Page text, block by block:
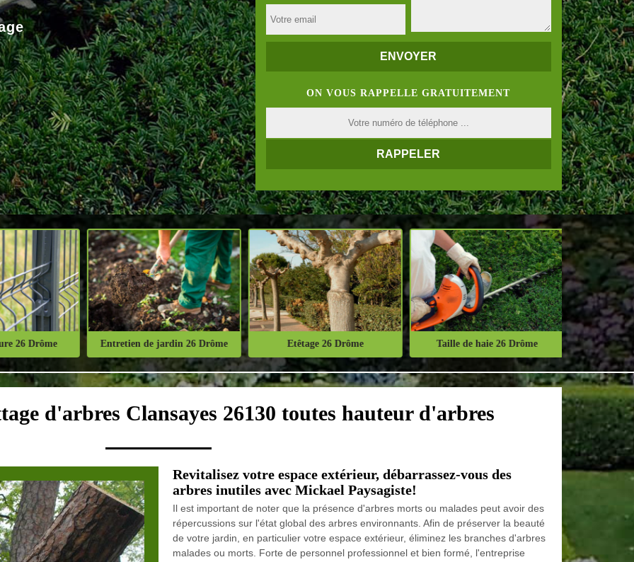
ON VOUS RAPPELLE GRATUITEMENT
26 Drôme Entretien de jardin 26 Drôme Etêtage 26 Drôme Taille de haie 26 Drôme Abattage
d'arbres Clansayes 26130 toutes hauteur d'arbres
Revitalisez votre espace extérieur, débarrassez-vous des
arbres inutiles avec Mickael Paysagiste!
Il est important de noter que la présence d'arbres morts ou malades peut avoir des
répercussions sur l'état global des arbres environnants. Afin de préserver la beauté
de votre jardin, en particulier votre espace extérieur, éliminez les branches d'arbres
malades ou morts. Forte de personnel professionnel et bien formé, l'entreprise